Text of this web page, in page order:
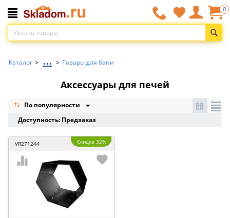
0
Каталог > ... > Товары для бани
Аксессуары для печей
По популярности
Доступность: Предзаказ
VR271244 Скидка 32%